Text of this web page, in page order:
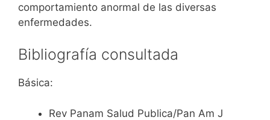
comportamiento anormal de las diversas
enfermedades.
Bibliografía consultada
Básica:
Rev Panam Salud Publica/Pan Am J